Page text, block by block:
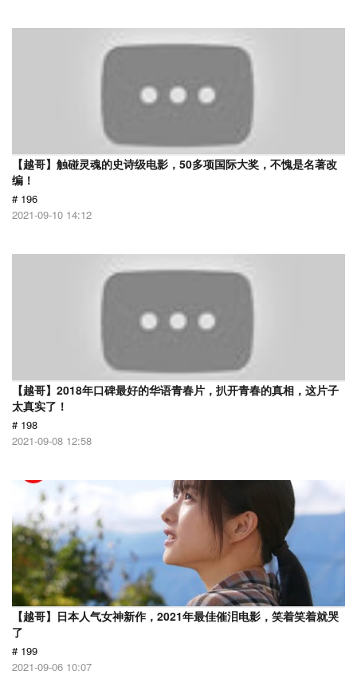
【越哥】触碰灵魂的史诗级电影，50多项国际大奖，不愧是名著改
编！
# 196
2021-09-10 14:12
【越哥】2018年口碑最好的华语青春片，扒开青春的真相，这片子
太真实了！
# 198
2021-09-08 12:58
【越哥】日本人气女神新作，2021年最佳催泪电影，笑着笑着就哭
了
# 199
2021-09-06 10:07